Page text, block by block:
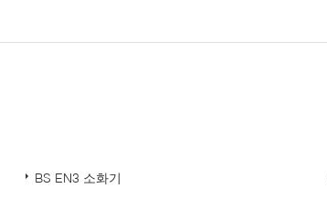
BS EN3 소화기